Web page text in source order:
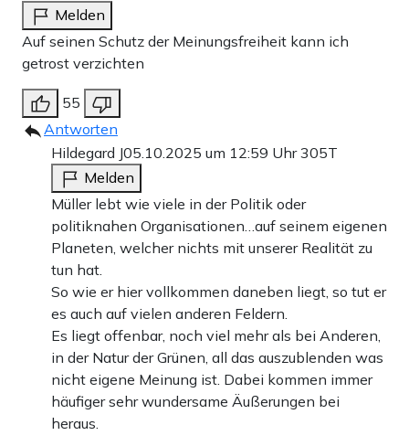
Melden
Auf seinen Schutz der Meinungsfreiheit kann ich
getrost verzichten
55
Antworten
Hildegard J05.10.2025 um 12:59 Uhr305T
Melden
Müller lebt wie viele in der Politik oder
politiknahen Organisationen…auf seinem eigenen
Planeten, welcher nichts mit unserer Realität zu
tun hat.
So wie er hier vollkommen daneben liegt, so tut er
es auch auf vielen anderen Feldern.
Es liegt offenbar, noch viel mehr als bei Anderen,
in der Natur der Grünen, all das auszublenden was
nicht eigene Meinung ist. Dabei kommen immer
häufiger sehr wundersame Äußerungen bei
heraus.